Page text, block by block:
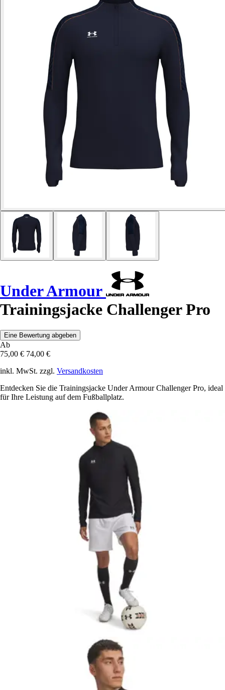
Under Armour
Trainingsjacke Challenger Pro
Eine Bewertung abgeben
Ab
75,00 € 74,00 €
inkl. MwSt. zzgl. Versandkosten
Entdecken Sie die Trainingsjacke Under Armour Challenger Pro, ideal
für Ihre Leistung auf dem Fußballplatz.